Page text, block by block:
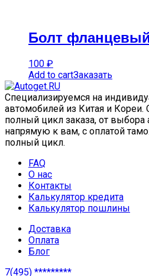
Болт
100 ₽
Add to cartЗаказать
Специализируемся на
автомобилей из Китая и
полный цикл заказа, от выбора
напрямую к вам, с оплатой
полный цикл.
FAQ
О нас
Контакты
Калькулятор кредита
Калькулятор пошлины
Доставка
Оплата
Блог
7(495) *********